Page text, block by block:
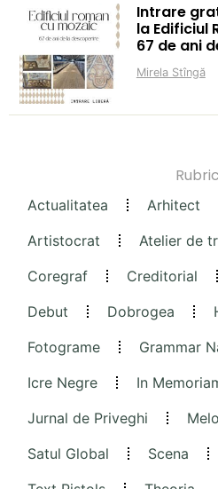
Intrare
la Edificiul
67 de ani
Mirela Stîngă
Actualitatea Arhitect
Artistocrat
Atelier de
Coregraf
Creditorial
Debut
Dobrogea
Fotograme
Grammar
Icre Negre
In
Jurnal de Priveghi
Melo
Satul Global
Scena